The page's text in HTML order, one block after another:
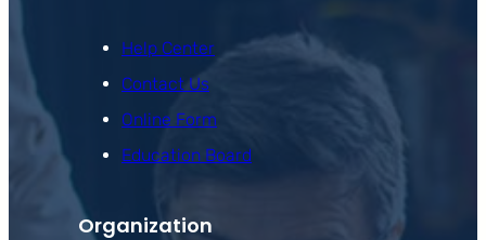
Help Center
Contact Us
Online Form
Education Board
Organization